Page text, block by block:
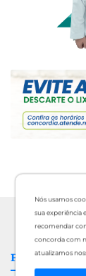
Nós usamos
sua experiência
recomendar
concorda com
atualizamos
FIQUE